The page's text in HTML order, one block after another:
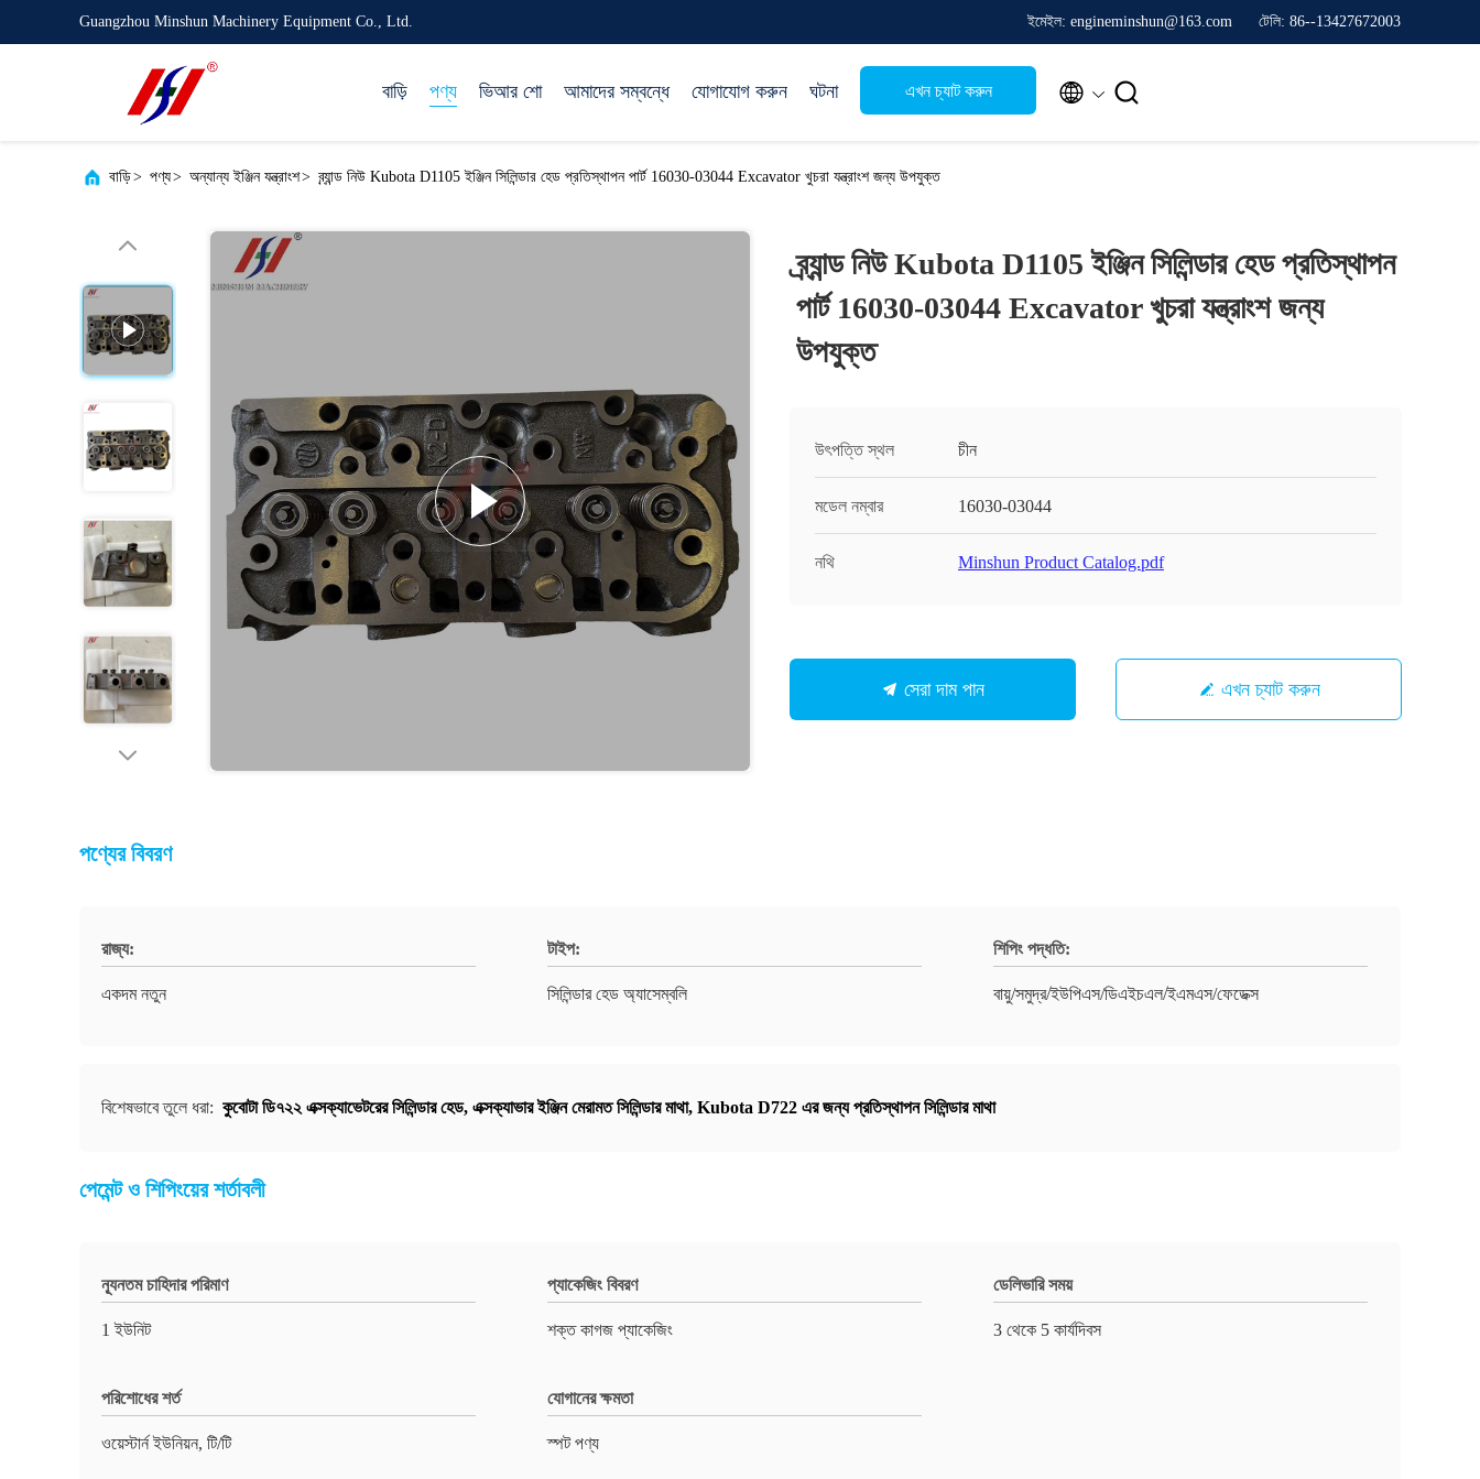
Guangzhou Minshun Machinery Equipment Co., Ltd. ইমেইল: engineminshun@163.com টেলি: 86--13427672003
বাড়ি পণ্য ভিআর শো আমাদের সম্বন্ধে যোগাযোগ করুন ঘটনা এখন চ্যাট করুন  
বাড়ি> পণ্য> অন্যান্য ইঞ্জিন যন্ত্রাংশ> ব্র্যান্ড নিউ Kubota D1105 ইঞ্জিন সিলিন্ডার হেড প্রতিস্থাপন পার্ট 16030-03044 Excavator খুচরা যন্ত্রাংশ জন্য উপযুক্ত
ব্র্যান্ড নিউ Kubota D1105 ইঞ্জিন সিলিন্ডার হেড প্রতিস্থাপন
পার্ট 16030-03044 Excavator খুচরা যন্ত্রাংশ জন্য
উপযুক্ত
উৎপত্তি স্থল চীন
মডেল নম্বার 16030-03044
নথি Minshun Product Catalog.pdf
সেরা দাম পান এখন চ্যাট করুন
পণ্যের বিবরণ
রাজ্য:
একদম নতুন
টাইপ:
সিলিন্ডার হেড অ্যাসেম্বলি
শিপিং পদ্ধতি:
বায়ু/সমুদ্র/ইউপিএস/ডিএইচএল/ইএমএস/ফেডেক্স
বিশেষভাবে তুলে ধরা: কুবোটা ডি৭২২ এক্সক্যাভেটরের সিলিন্ডার হেড, এক্সক্যাভার ইঞ্জিন মেরামত সিলিন্ডার মাথা, Kubota D722 এর জন্য প্রতিস্থাপন সিলিন্ডার মাথা
পেমেন্ট ও শিপিংয়ের শর্তাবলী
ন্যূনতম চাহিদার পরিমাণ
1 ইউনিট
প্যাকেজিং বিবরণ
শক্ত কাগজ প্যাকেজিং
ডেলিভারি সময়
3 থেকে 5 কার্যদিবস
পরিশোধের শর্ত
ওয়েস্টার্ন ইউনিয়ন, টি/টি
যোগানের ক্ষমতা
স্পট পণ্য